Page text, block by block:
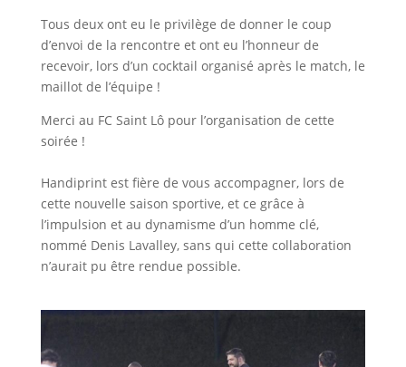
Tous deux ont eu le privilège de donner le coup
d’envoi de la rencontre et ont eu l’honneur de
recevoir, lors d’un cocktail organisé après le match, le
maillot de l’équipe !
Merci au FC Saint Lô pour l’organisation de cette
soirée !
Handiprint est fière de vous accompagner, lors de
cette nouvelle saison sportive, et ce grâce à
l’impulsion et au dynamisme d’un homme clé,
nommé Denis Lavalley, sans qui cette collaboration
n’aurait pu être rendue possible.